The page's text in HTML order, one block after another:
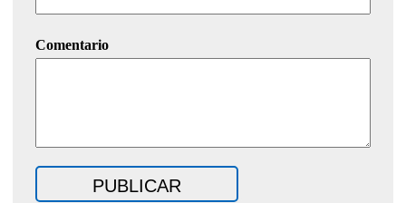
Comentario